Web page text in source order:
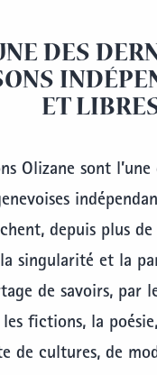
DES
ET
Olizane sont l’une
depuis plus
singularité et la
de savoirs, par
fictions, la
de cultures, de